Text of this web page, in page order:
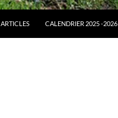
ARTICLES CALENDRIER 2025 -2026